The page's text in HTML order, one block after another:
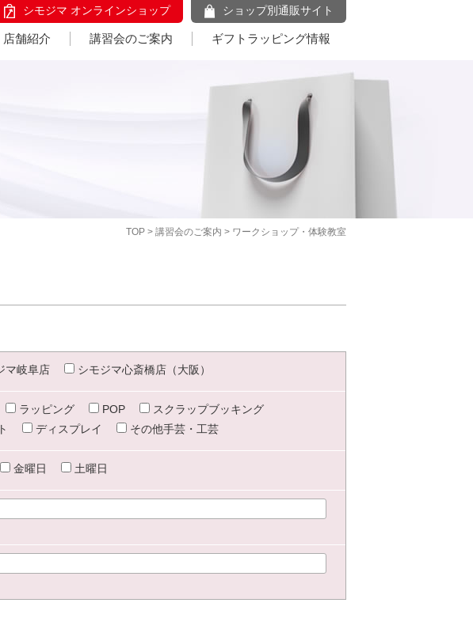
シモジマ オンラインショップ ショップ別通販サイト
店舗紹介 講習会のご案内 ギフトラッピング情報
TOP > 講習会のご案内 > ワークショップ・体験教室
マ岐阜店 シモジマ心斎橋店（大阪）
ラッピング POP
スクラップブッキング
ディスプレイ その他手芸・工芸
金曜日 土曜日